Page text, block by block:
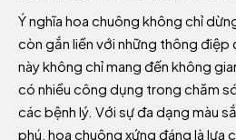
Ý nghĩa hoa chuông không chỉ
còn gắn liền với những thông điệp
này không chỉ mang đến không
có nhiều công dụng trong chăm
các bệnh lý. Với sự đa dạng màu
phú, hoa chuông xứng đáng là lựa